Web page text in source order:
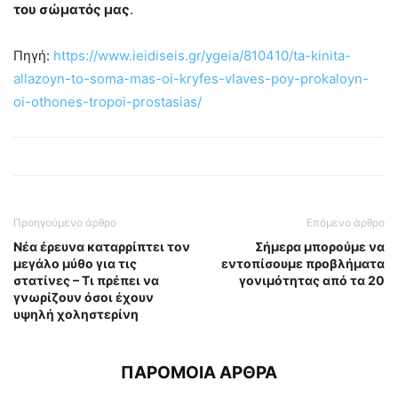
του σώματός μας.
Πηγή: https://www.ieidiseis.gr/ygeia/810410/ta-kinita-
allazoyn-to-soma-mas-oi-kryfes-vlaves-poy-prokaloyn-
oi-othones-tropoi-prostasias/
Προηγούμενο άρθρο
Νέα έρευνα καταρρίπτει τον
μεγάλο μύθο για τις
στατίνες – Τι πρέπει να
γνωρίζουν όσοι έχουν
υψηλή χοληστερίνη
Επόμενο άρθρο
Σήμερα μπορούμε να
εντοπίσουμε προβλήματα
γονιμότητας από τα 20
ΠΑΡΟΜΟΙΑ ΑΡΘΡΑ